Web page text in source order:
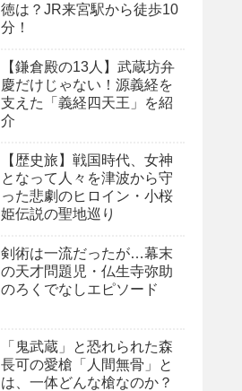
徳は？JR来宮駅から徒歩10
分！
【鎌倉殿の13人】武蔵坊弁
慶だけじゃない！源義経を
支えた「義経四天王」を紹
介
【歴史旅】戦国時代、女神
となって人々を津波から守
った悲劇のヒロイン・小桜
姫伝説の聖地巡り
剣術は一流だったが…幕末
の天才問題児・仏生寺弥助
のろくでなしエピソード
「鬼武蔵」と恐れられた森
長可の愛槍「人間無骨」と
は、一体どんな槍なのか？